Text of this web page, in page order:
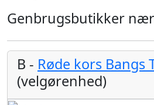
Genbrugsbutikker
B - Røde kors Bangs
(velgørenhed)